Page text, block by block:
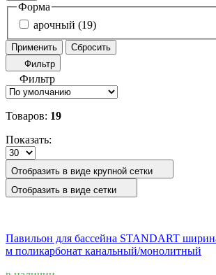
Форма
арочный (19)
Применить
Сбросить
Фильтр
Фильтр
Товаров: 19
Показать:
Отобразить в виде крупной сетки
Отобразить в виде сетки
Павильон для бассейна STANDART
м поликарбонат канальный/монолитный